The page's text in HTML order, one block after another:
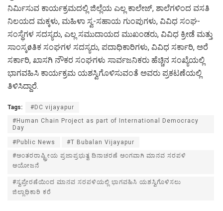
ನಿರ್ಮಿಸುವ ಕಾರ್ಯಕ್ರಮದಲ್ಲಿ ಜಿಲ್ಲೆಯ ಎಲ್ಲ ಕಾಲೇಜ್, ಶಾಲೆಗಳಿಂದ ವಸತಿ
ನಿಲಯದ ಮಕ್ಕಳು, ಮಹಿಳಾ ಸ್ವ-ಸಹಾಯ ಗುಂಪುಗಳು, ವಿವಿಧ ಸಂಘ-
ಸಂಸ್ಥೆಗಳ ಸದಸ್ಯರು, ಎಲ್ಲ ಸಮುದಾಯದ ಮುಖಂಡರು, ವಿವಿಧ ಕ್ರೀಡೆ ಮತ್ತು
ಸಾಂಸ್ಕøತಿಕ ಸಂಘಗಳ ಸದಸ್ಯರು, ಪದಾಧಿಕಾರಿಗಳು, ವಿವಿಧ ಸರ್ಕಾರಿ, ಅರೆ
ಸರ್ಕಾರಿ, ಖಾಸಗಿ ನೌಕರ ಸಂಘಗಳು ಸಾರ್ವಜನಿಕರು ಹೆಚ್ಚಿನ ಸಂಖ್ಯೆಯಲ್ಲಿ
ಭಾಗವಹಿಸಿ ಕಾರ್ಯಕ್ರಮ ಯಶಸ್ವಿಗೊಳಿಸುವಂತೆ ಅವರು ಪ್ರಕಟಣೆಯಲ್ಲಿ
ತಿಳಿಸಿದ್ದಾರೆ.
Tags:
#DC vijayapur
#Human Chain Project as part of International Democracy
Day
#Public News
#T Bubalan Vijayapur
#ಅಂತರರಾಷ್ಟ್ರೀಯ ಪ್ರಜಾಪ್ರಭುತ್ವ ದಿನಾಚರಣೆ ಅಂಗವಾಗಿ ಮಾನವ ಸರಪಳಿ
ಆಯೋಜನೆ
#ಸ್ವಪ್ರೇರಣೆಯಿಂದ ಮಾನವ ಸರಪಳಿಯಲ್ಲಿ ಭಾಗವಹಿಸಿ ಯಶಸ್ವಿಗೊಳಿಸಲು
ಜಿಲ್ಲಾಧಿಕಾರಿ ಕರೆ